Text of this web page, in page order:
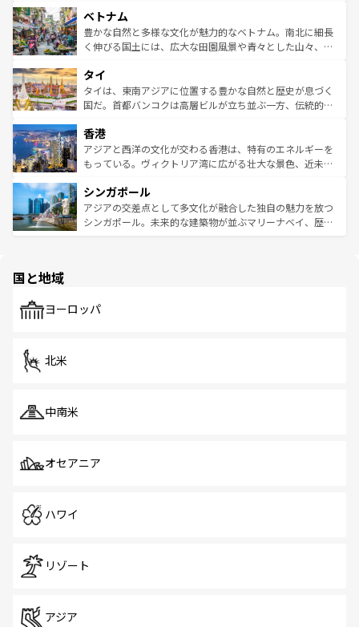
参照してほしい。
容にもいいと評判のスイーツなど、バラエティ豊かな料理
が味わえる。 なお、新着の台湾情報は コンテンツ一覧を参
照してほしい。
き、地方に足を延ばせば四季折々の自然美を楽しむことが
できる。そして、キムチや焼肉、絶品のストリートフード
まで、さまざまな韓国料理が待っている。夜には、韓国な
リティに包まれながら、韓国の多彩な魅力を心ゆくまで味
わってみてほしい。 なお、新着の韓国情報はコンテンツ一
覧を参照してほしい。
ベトナム
豊かな自然と多様な文化が魅力的なベトナム。南北に細長
く伸びる国土には、広大な田園風景や青々とした山々、世
急速な発展と共に伝統が息づく。ハノイの古い町並みやホ
ーチミン市のフランス統治時代の建物も、独特の雰囲気を
醸し出している。また、バラエティの豊かさとおいしさで
とつ。フォーやバインミー、ベトナムコーヒーなどは、ぜ
ひ現地で味わいたい。どの地域を訪れてもあたたかい人々
が旅行者を迎えてくれるので、きっと忘れられない旅にな
参照してほしい。
タイ
タイは、東南アジアに位置する豊かな自然と歴史が息づく
国だ。首都バンコクは高層ビルが立ち並ぶ一方、伝統的な
の活気が交差している。北部ではチェンマイなどの山岳地
帯で自然と触れ合い、南部ではプーケットやクラビの美し
いビーチでリゾート気分を楽しむことができる。タイ料理
激する。気候は一年中温暖で、どの季節にも異なる楽しみ
が待っている。親しみやすいタイの人々、仏教を中心とし
た文化、そして多様な観光資源が、訪れる旅人を魅了し続
香港
アジアと西洋の文化が交わる香港は、特有のエネルギーを
もっている。ヴィクトリア湾に広がる壮大な景色、近未来
み、どこを訪れても感動するはず。観光スポットが密集し
ており、効率よく見どころを回れるのも魅力。息をのむよ
うな絶景から文化的な体験まで、香港を存分に楽しみ尽く
シンガポール
アジアの交差点として多文化が融合した独自の魅力を放つ
シンガポール。未来的な建築物が並ぶマリーナベイ、歴史
で、ホーカーズは地元の風情を楽しめる外せないスポット
国と地域
ヨーロッパ
北米
中南米
オセアニア
ハワイ
リゾート
アジア